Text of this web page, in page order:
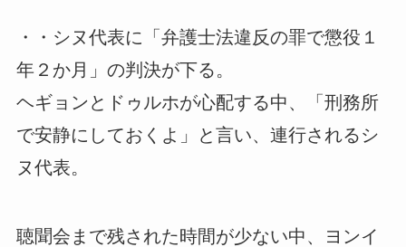
・・シヌ代表に「弁護士法違反の罪で懲役１
年２か月」の判決が下る。
ヘギョンとドゥルホが心配する中、「刑務所
で安静にしておくよ」と言い、連行されるシ
ヌ代表。
聴聞会まで残された時間が少ない中、ヨンイ